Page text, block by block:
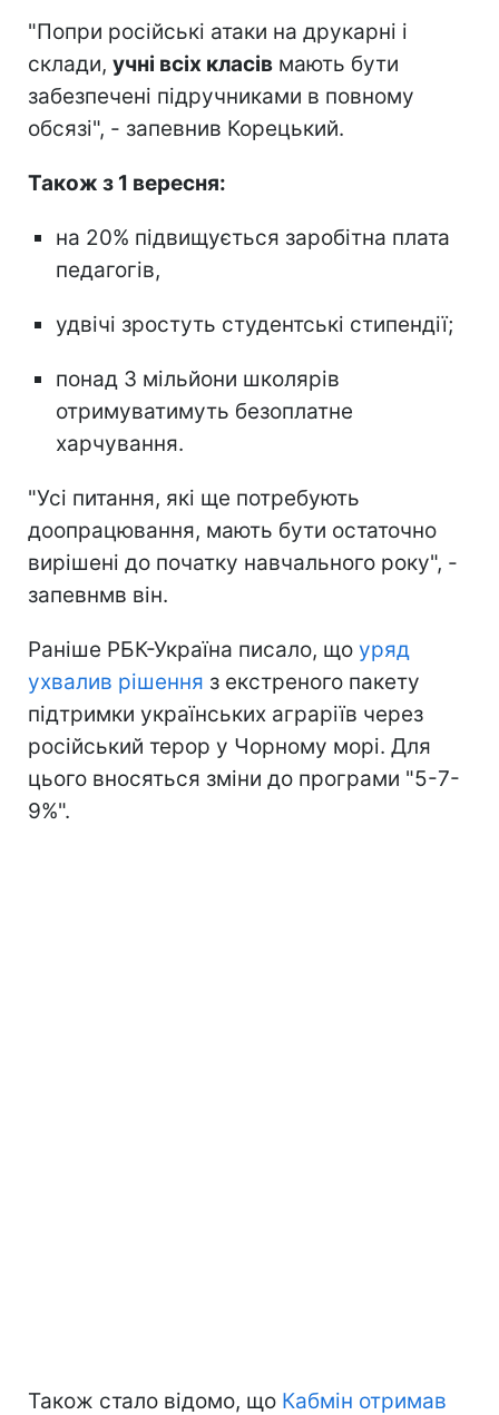
"Попри російські атаки на друкарні і
склади, учні всіх класів мають бути
забезпечені підручниками в повному
обсязі", - запевнив Корецький.
Також з 1 вересня:
на 20% підвищується заробітна плата
педагогів,
удвічі зростуть студентські стипендії;
понад 3 мільйони школярів
отримуватимуть безоплатне
харчування.
"Усі питання, які ще потребують
доопрацювання, мають бути остаточно
вирішені до початку навчального року", -
запевнмв він.
Раніше РБК-Україна писало, що уряд
ухвалив рішення з екстреного пакету
підтримки українських аграріїв через
російський терор у Чорному морі. Для
цього вносяться зміни до програми "5-7-
9%".
Також стало відомо, що Кабмін отримав